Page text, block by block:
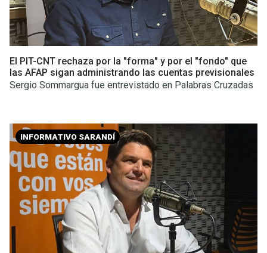
El PIT-CNT rechaza por la "forma" y por el "fondo" que
las AFAP sigan administrando las cuentas previsionales
Sergio Sommargua fue entrevistado en Palabras Cruzadas
INFORMATIVO SARANDÍ